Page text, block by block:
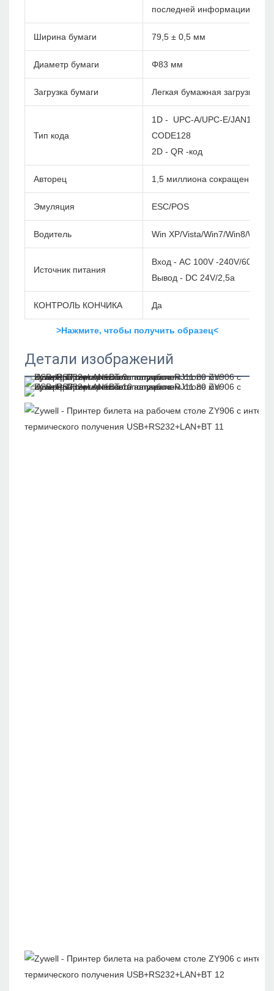
последней информации)
Ширина бумаги 79,5 ± 0,5 мм
Диаметр бумаги Φ83 мм
Загрузка бумаги Легкая бумажная загрузка
Тип кода
1D - UPC-A/UPC-E/
CODE128
2D - QR -код
Авторец 1,5 миллиона сокращений
Эмуляция ESC/POS
Водитель Win XP/Vista/Win7/Win8/
Источник питания
Вход - AC 100V -240V/60 Гц
Вывод - DC 24V/2,5a
КОНТРОЛЬ КОНЧИКА Да
>Нажмите, чтобы получить образец<
Детали изображений